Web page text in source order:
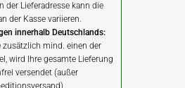
der Lieferadresse kann die
der Kasse variieren.
innerhalb Deutschlands:
zusätzlich mind. einen der
wird Ihre gesamte Lieferung
versendet (außer